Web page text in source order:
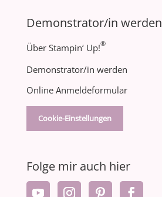
Demonstrator/in werden
Über Stampin‘ Up!®
Demonstrator/in werden
Online Anmeldeformular
Cookie-Einstellungen
Folge mir auch hier